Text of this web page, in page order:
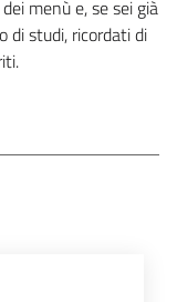
menù e, se sei già
di studi, ricordati di